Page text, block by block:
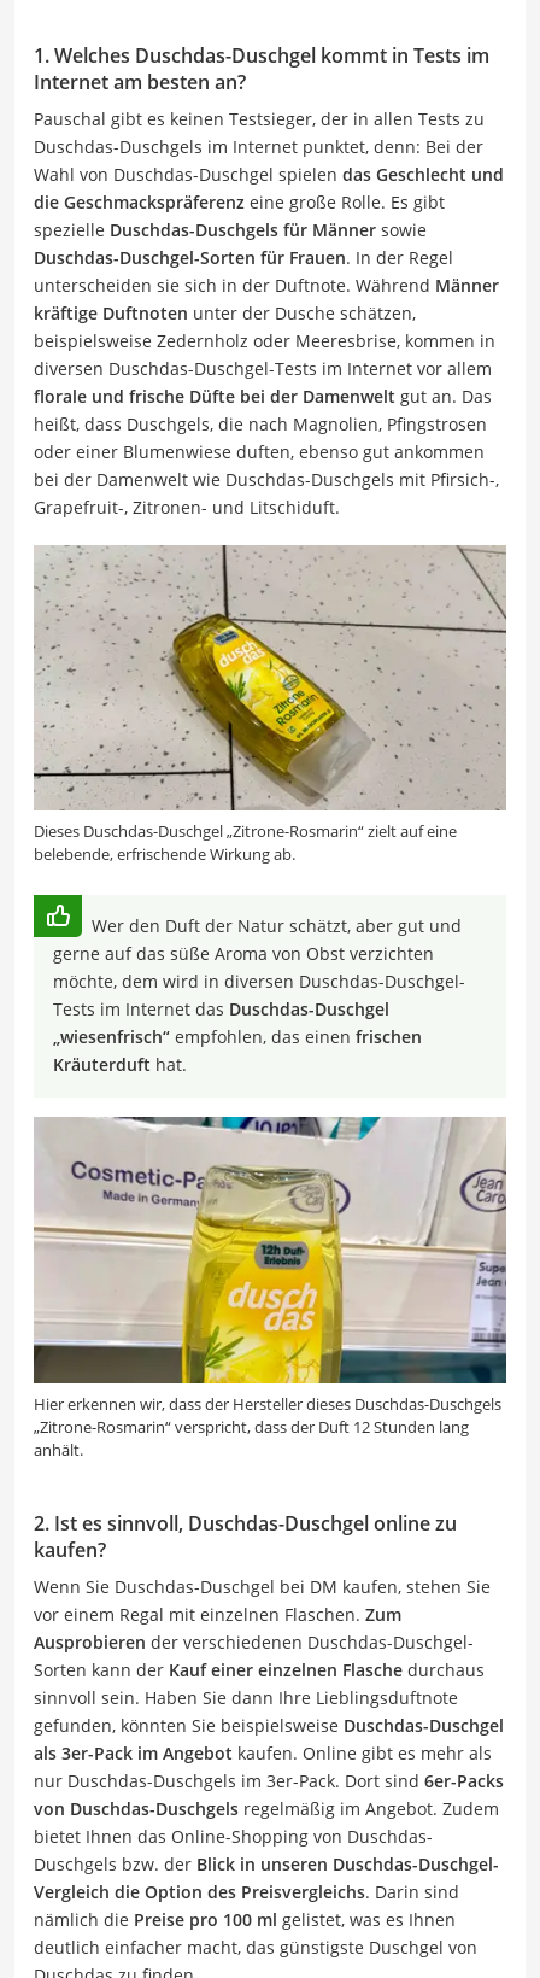
1. Welches Duschdas-Duschgel kommt in Tests im
Internet am besten an?
Pauschal gibt es keinen Testsieger, der in allen Tests zu
Duschdas-Duschgels im Internet punktet, denn: Bei der
Wahl von Duschdas-Duschgel spielen das Geschlecht und
die Geschmackspräferenz eine große Rolle. Es gibt
spezielle Duschdas-Duschgels für Männer sowie
Duschdas-Duschgel-Sorten für Frauen. In der Regel
unterscheiden sie sich in der Duftnote. Während Männer
kräftige Duftnoten unter der Dusche schätzen,
beispielsweise Zedernholz oder Meeresbrise, kommen in
diversen Duschdas-Duschgel-Tests im Internet vor allem
florale und frische Düfte bei der Damenwelt gut an. Das
heißt, dass Duschgels, die nach Magnolien, Pfingstrosen
oder einer Blumenwiese duften, ebenso gut ankommen
bei der Damenwelt wie Duschdas-Duschgels mit Pfirsich-,
Grapefruit-, Zitronen- und Litschiduft.
Dieses Duschdas-Duschgel „Zitrone-Rosmarin“ zielt auf eine
belebende, erfrischende Wirkung ab.
Wer den Duft der Natur schätzt, aber gut und
gerne auf das süße Aroma von Obst verzichten
möchte, dem wird in diversen Duschdas-Duschgel-
Tests im Internet das Duschdas-Duschgel
„wiesenfrisch“ empfohlen, das einen frischen
Kräuterduft hat.
Hier erkennen wir, dass der Hersteller dieses Duschdas-Duschgels
„Zitrone-Rosmarin“ verspricht, dass der Duft 12 Stunden lang
anhält.
2. Ist es sinnvoll, Duschdas-Duschgel online zu
kaufen?
Wenn Sie Duschdas-Duschgel bei DM kaufen, stehen Sie
vor einem Regal mit einzelnen Flaschen. Zum
Ausprobieren der verschiedenen Duschdas-Duschgel-
Sorten kann der Kauf einer einzelnen Flasche durchaus
sinnvoll sein. Haben Sie dann Ihre Lieblingsduftnote
gefunden, könnten Sie beispielsweise Duschdas-Duschgel
als 3er-Pack im Angebot kaufen. Online gibt es mehr als
nur Duschdas-Duschgels im 3er-Pack. Dort sind 6er-Packs
von Duschdas-Duschgels regelmäßig im Angebot. Zudem
bietet Ihnen das Online-Shopping von Duschdas-
Duschgels bzw. der Blick in unseren Duschdas-Duschgel-
Vergleich die Option des Preisvergleichs. Darin sind
nämlich die Preise pro 100 ml gelistet, was es Ihnen
deutlich einfacher macht, das günstigste Duschgel von